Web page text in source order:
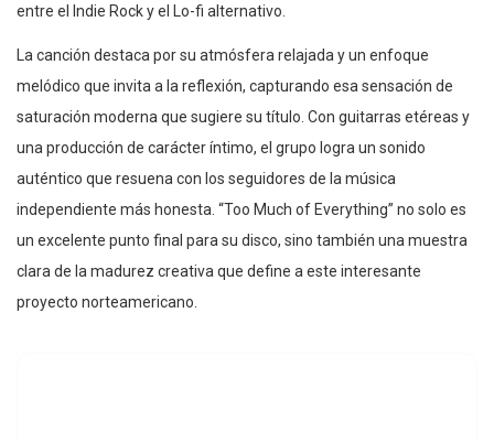
entre el Indie Rock y el Lo-fi alternativo.
La canción destaca por su atmósfera relajada y un enfoque
melódico que invita a la reflexión, capturando esa sensación de
saturación moderna que sugiere su título. Con guitarras etéreas y
una producción de carácter íntimo, el grupo logra un sonido
auténtico que resuena con los seguidores de la música
independiente más honesta. “Too Much of Everything” no solo es
un excelente punto final para su disco, sino también una muestra
clara de la madurez creativa que define a este interesante
proyecto norteamericano.